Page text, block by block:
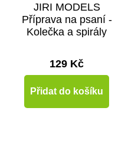
JIRI MODELS
Příprava na psaní -
Kolečka a spirály
129 Kč
Přidat do košíku